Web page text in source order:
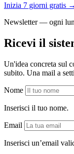
Inizia 7 giorni gratis →
Newsletter — ogni
Ricevi il
Un'idea concreta sul
subito. Una mail a
Nome
Inserisci il tuo nome.
Email
Inserisci un’email